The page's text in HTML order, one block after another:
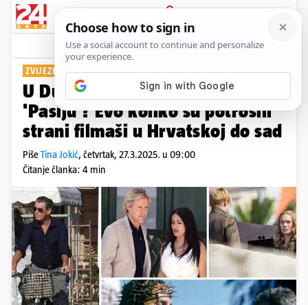
PRIJAVA
Show Komentari
ZVIJEZDE ČESTO U LIJEPOJ NAŠOJ PLUS+
U Dubrovniku će snimati novu
'Pasiju'? Evo koliko su potrošili
strani filmaši u Hrvatskoj do sad
PišeTina Jokić, četvrtak, 27.3.2025. u 09:00
Čitanje članka: 4 min